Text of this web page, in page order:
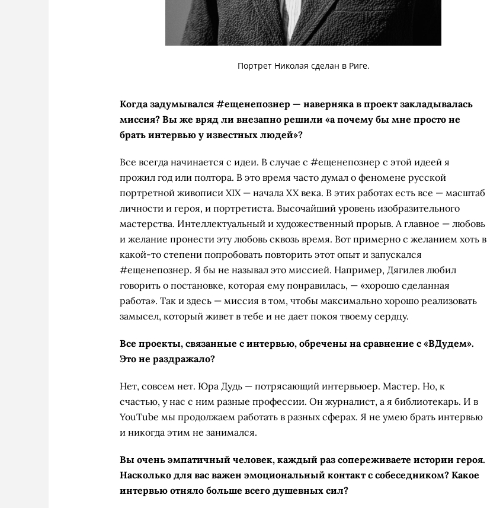
Портрет Николая сделан в Риге.
Когда задумывался #ещенепознер — наверняка в проект закладывалась
миссия? Вы же вряд ли внезапно решили «а почему бы мне просто не
брать интервью у известных людей»?
Все всегда начинается с идеи. В случае с #ещенепознер с этой идеей я
прожил год или полтора. В это время часто думал о феномене русской
портретной живописи XIX — начала XX века. В этих работах есть все — масштаб
личности и героя, и портретиста. Высочайший уровень изобразительного
мастерства. Интеллектуальный и художественный прорыв. А главное — любовь
и желание пронести эту любовь сквозь время. Вот примерно с желанием хоть в
какой-то степени попробовать повторить этот опыт и запускался
#ещенепознер. Я бы не называл это миссией. Например, Дягилев любил
говорить о постановке, которая ему понравилась, — «хорошо сделанная
работа». Так и здесь — миссия в том, чтобы максимально хорошо реализовать
замысел, который живет в тебе и не дает покоя твоему сердцу.
Все проекты, связанные с интервью, обречены на сравнение с «ВДудем».
Это не раздражало?
Нет, совсем нет. Юра Дудь — потрясающий интервьюер. Мастер. Но, к
счастью, у нас с ним разные профессии. Он журналист, а я библио­текарь. И в
YouTube мы продолжаем работать в разных сферах. Я не умею брать интервью
и никогда этим не занимался.
Вы очень эмпатичный человек, каждый раз сопереживаете истории героя.
Насколько для вас важен эмоциональный контакт с собеседником? Какое
интервью отняло больше всего душевных сил?